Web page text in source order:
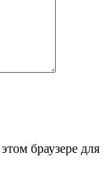
браузере для